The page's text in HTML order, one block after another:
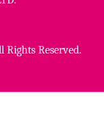
Reserved.